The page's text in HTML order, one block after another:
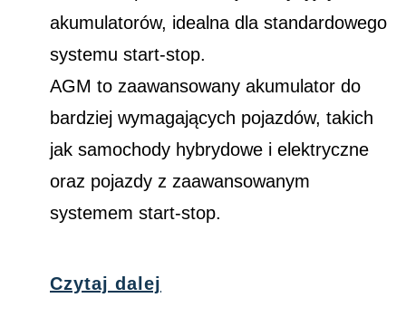
akumulatorów, idealna dla standardowego
systemu start-stop.
AGM to zaawansowany akumulator do
bardziej wymagających pojazdów, takich
jak samochody hybrydowe i elektryczne
oraz pojazdy z zaawansowanym
systemem start-stop.
Czytaj dalej